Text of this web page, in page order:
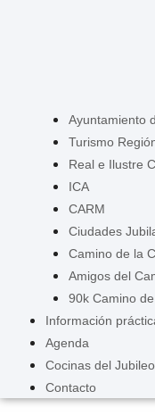
Ayuntamiento
Turismo
Real e Ilustre
ICA
CARM
Ciudades
Camino de la
Amigos del
90k Camino
Información
Agenda
Cocinas del Jubileo
Contacto